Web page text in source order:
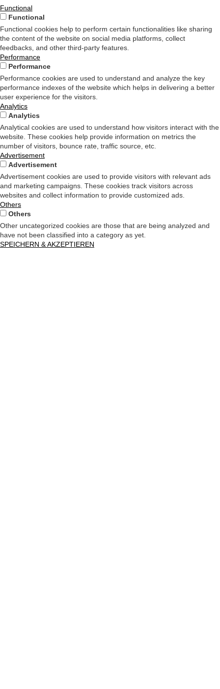
Functional
Functional
Functional cookies help to perform certain functionalities like sharing
the content of the website on social media platforms, collect
feedbacks, and other third-party features.
Performance
Performance
Performance cookies are used to understand and analyze the key
performance indexes of the website which helps in delivering a better
user experience for the visitors.
Analytics
Analytics
Analytical cookies are used to understand how visitors interact with the
website. These cookies help provide information on metrics the
number of visitors, bounce rate, traffic source, etc.
Advertisement
Advertisement
Advertisement cookies are used to provide visitors with relevant ads
and marketing campaigns. These cookies track visitors across
websites and collect information to provide customized ads.
Others
Others
Other uncategorized cookies are those that are being analyzed and
have not been classified into a category as yet.
SPEICHERN & AKZEPTIEREN